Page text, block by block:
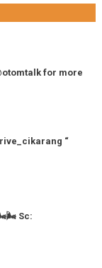
for more
“
Sc: